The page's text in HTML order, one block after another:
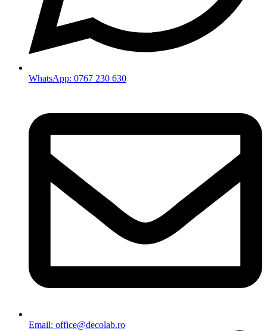
WhatsApp: 0767 230 630
Email: office@decolab.ro